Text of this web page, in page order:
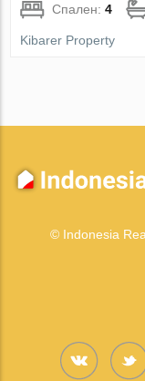
Спален:4
Kibarer Property
© Indonesia